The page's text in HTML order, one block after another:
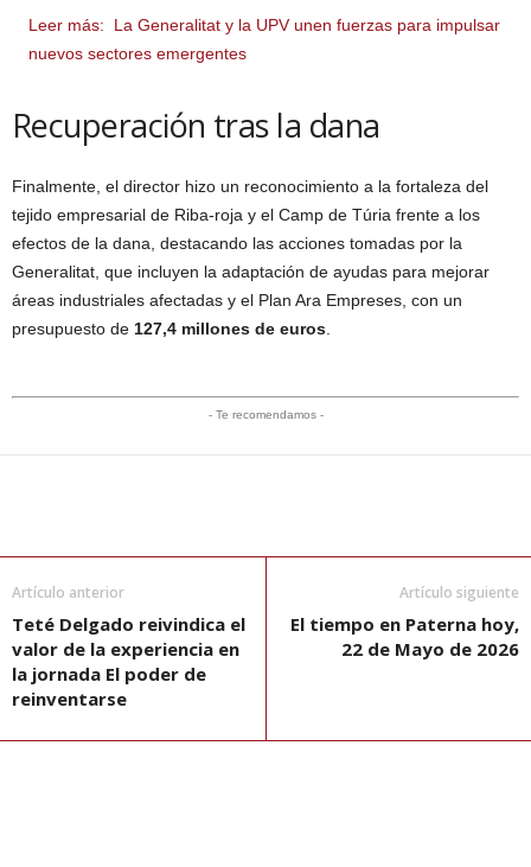
Leer más:
La Generalitat y la UPV unen fuerzas para impulsar
nuevos sectores emergentes
Recuperación tras la dana
Finalmente, el director hizo un reconocimiento a la fortaleza del
tejido empresarial de Riba-roja y el Camp de Túria frente a los
efectos de la dana, destacando las acciones tomadas por la
Generalitat, que incluyen la adaptación de ayudas para mejorar
áreas industriales afectadas y el Plan Ara Empreses, con un
presupuesto de 127,4 millones de euros
- Te recomendamos -
Artículo anterior
Teté Delgado reivindica el
valor de la experiencia en
la jornada El poder de
reinventarse
Artículo siguiente
El tiempo en Paterna hoy,
22 de Mayo de 2026